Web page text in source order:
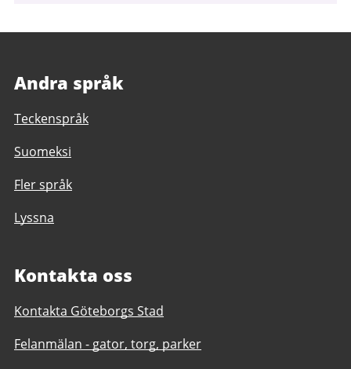
Andra språk
Teckenspråk
Suomeksi
Fler språk
Lyssna
Kontakta oss
Kontakta Göteborgs Stad
Felanmälan - gator, torg, parker